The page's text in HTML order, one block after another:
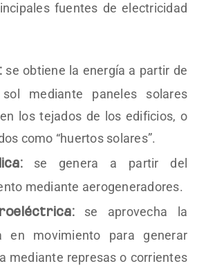
fuentes de electricidad
se obtiene la energía a partir de
mediante paneles solares
los tejados de los edificios, o
como “huertos solares”.
se genera a partir del
mediante aerogeneradores.
se aprovecha la
en movimiento para generar
mediante represas o corrientes